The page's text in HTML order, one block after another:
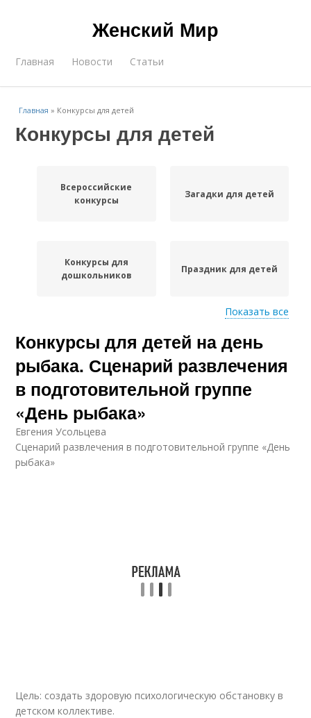
Женский Мир
Главная Новости Статьи
Главная » Конкурсы для детей
Конкурсы для детей
Всероссийские
конкурсы
Загадки для детей
Конкурсы для
дошкольников
Праздник для детей
Игры для детей Весёлые конкурсы
Конкурсы для
рыбаков
Показать все
Конкурсы для детей на день
рыбака. Сценарий развлечения
в подготовительной группе
«День рыбака»
Евгения Усольцева
Сценарий развлечения в подготовительной группе «День
рыбака»
Цель: создать здоровую психологическую обстановку в
детском коллективе.